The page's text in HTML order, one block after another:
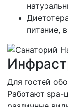
питание,
Для гостей
Работают spa-